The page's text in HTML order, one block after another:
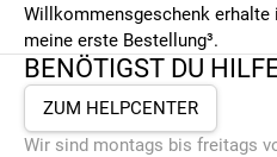
Willkommensgeschenk erhalte
meine erste Bestellung³.
BENÖTIGST DU
ZUM HELPCENTER
Wir sind montags bis freitags